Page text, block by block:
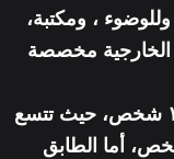
، ومكتبة،
الخارجية مخصصة
كما يتسع المسجد لأكثر من١٧٠٠٠ شخص، حيث تتسع
الرئيسية لحوالي ٦٥٠٠ شخص، أما الطابق